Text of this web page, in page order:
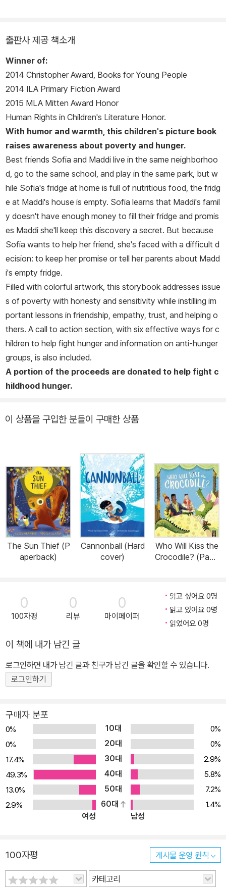
출판사 제공 책소개
Winner of:
2014 Christopher Award, Books for Young People
2014 ILA Primary Fiction Award
2015 MLA Mitten Award Honor
Human Rights in Children's Literature Honor.
With humor and warmth, this children's picture book
raises awareness about poverty and hunger.
Best friends Sofia and Maddi live in the same neighborhoo
d, go to the same school, and play in the same park, but w
hile Sofia's fridge at home is full of nutritious food, the fridg
e at Maddi's house is empty. Sofia learns that Maddi's famil
y doesn't have enough money to fill their fridge and promis
es Maddi she'll keep this discovery a secret. But because
Sofia wants to help her friend, she's faced with a difficult d
ecision: to keep her promise or tell her parents about Madd
i's empty fridge.
Filled with colorful artwork, this storybook addresses issue
s of poverty with honesty and sensitivity while instilling im
portant lessons in friendship, empathy, trust, and helping o
thers. A call to action section, with six effective ways for c
hildren to help fight hunger and information on anti-hunger
groups, is also included.
A portion of the proceeds are donated to help fight c
hildhood hunger.
이 상품을 구입한 분들이 구매한 상품
The Sun Thief (P
aperback)
Cannonball (Hard
cover)
Who Will Kiss the
Crocodile? (Pape
0
100자평
0
리뷰
0
마이페이퍼
읽고 싶어요 0명
읽고 있어요 0명
읽었어요 0명
이 책에 내가 남긴 글
로그인하면 내가 남긴 글과 친구가 남긴 글을 확인할 수 있습니다.
로그인하기
구매자 분포
0% 10대
0%
0%
20대
0%
17.4%
30대
2.9%
49.3%
40대
5.8%
13.0%
50대
7.2%
2.9%
60대
1.4%
여성
남성
100자평 게시물 운영 원칙
카테고리